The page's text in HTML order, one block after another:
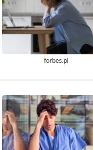
forbes.pl